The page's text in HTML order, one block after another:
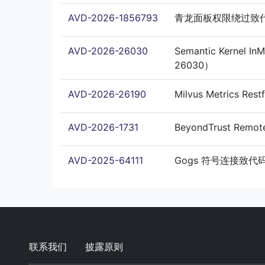
AVD-2026-1856793 青龙面板权限绕过致
AVD-2026-26030
Semantic Kernel
26030）
AVD-2026-26190 Milvus Metrics
AVD-2026-1731 BeyondTrust
AVD-2025-64111 Gogs 符号连接致代
联系我们 披露原则